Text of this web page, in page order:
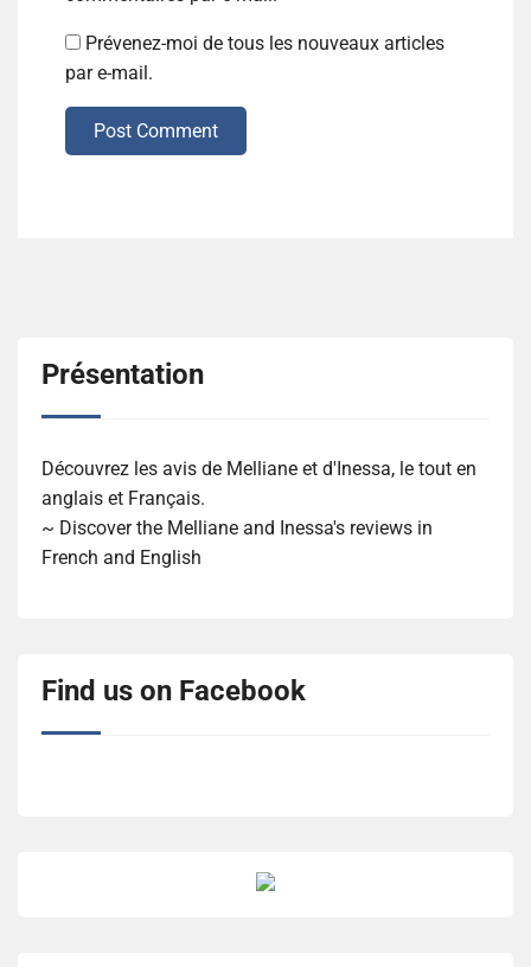
Prévenez-moi de tous les nouveaux articles
par e-mail.
Post Comment
Présentation
Découvrez les avis de Melliane et d'Inessa, le tout en
anglais et Français.
~ Discover the Melliane and Inessa's reviews in
French and English
Find us on Facebook